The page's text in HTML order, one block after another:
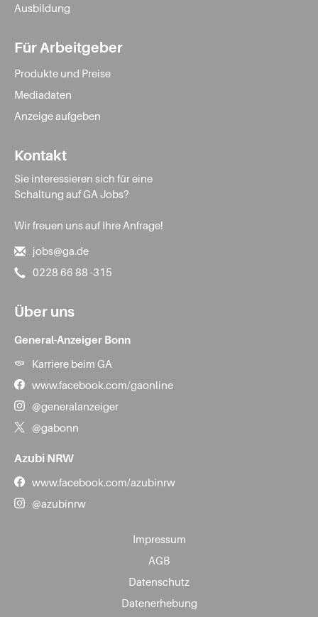
Ausbildung
Für Arbeitgeber
Produkte und Preise
Mediadaten
Anzeige aufgeben
Kontakt
Sie interessieren sich für eine
Schaltung auf GA Jobs?
Wir freuen uns auf Ihre Anfrage!
jobs@ga.de
0228 66 88 -315
Über uns
General-Anzeiger Bonn
Karriere beim GA
www.facebook.com/gaonline
@generalanzeiger
@gabonn
Azubi NRW
www.facebook.com/azubinrw
@azubinrw
Impressum
AGB
Datenschutz
Datenerhebung